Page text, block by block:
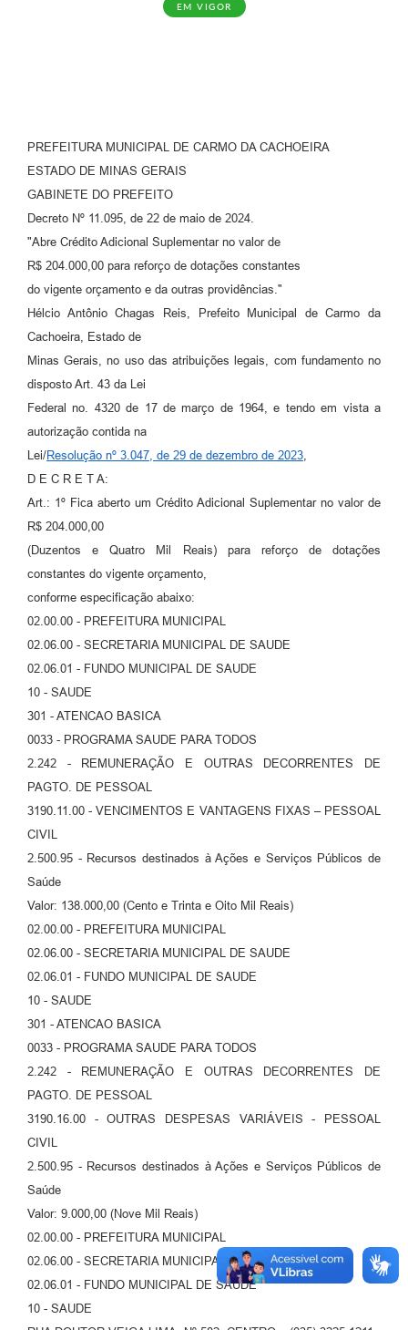
EM VIGOR
PREFEITURA MUNICIPAL DE CARMO DA CACHOEIRA
ESTADO DE MINAS GERAIS
GABINETE DO PREFEITO
Decreto Nº 11.095, de 22 de maio de 2024.
"Abre Crédito Adicional Suplementar no valor de
R$ 204.000,00 para reforço de dotações constantes
do vigente orçamento e da outras providências."
Hélcio Antônio Chagas Reis, Prefeito Municipal de Carmo da
Cachoeira, Estado de
Minas Gerais, no uso das atribuições legais, com fundamento no
disposto Art. 43 da Lei
Federal no. 4320 de 17 de março de 1964, e tendo em vista a
autorização contida na
Lei/Resolução nº 3.047, de 29 de dezembro de 2023,
D E C R E T A:
Art.: 1º Fica aberto um Crédito Adicional Suplementar no valor de
R$ 204.000,00
(Duzentos e Quatro Mil Reais) para reforço de dotações
constantes do vigente orçamento,
conforme especificação abaixo:
02.00.00 - PREFEITURA MUNICIPAL
02.06.00 - SECRETARIA MUNICIPAL DE SAUDE
02.06.01 - FUNDO MUNICIPAL DE SAUDE
10 - SAUDE
301 - ATENCAO BASICA
0033 - PROGRAMA SAUDE PARA TODOS
2.242 - REMUNERAÇÃO E OUTRAS DECORRENTES DE
PAGTO. DE PESSOAL
3190.11.00 - VENCIMENTOS E VANTAGENS FIXAS – PESSOAL
CIVIL
2.500.95 - Recursos destinados à Ações e Serviços Públicos de
Saúde
Valor: 138.000,00 (Cento e Trinta e Oito Mil Reais)
02.00.00 - PREFEITURA MUNICIPAL
02.06.00 - SECRETARIA MUNICIPAL DE SAUDE
02.06.01 - FUNDO MUNICIPAL DE SAUDE
10 - SAUDE
301 - ATENCAO BASICA
0033 - PROGRAMA SAUDE PARA TODOS
2.242 - REMUNERAÇÃO E OUTRAS DECORRENTES DE
PAGTO. DE PESSOAL
3190.16.00 - OUTRAS DESPESAS VARIÁVEIS - PESSOAL
CIVIL
2.500.95 - Recursos destinados à Ações e Serviços Públicos de
Saúde
Valor: 9.000,00 (Nove Mil Reais)
02.00.00 - PREFEITURA MUNICIPAL
02.06.00 - SECRETARIA MUNICIPAL DE SAUDE
02.06.01 - FUNDO MUNICIPAL DE SAUDE
10 - SAUDE